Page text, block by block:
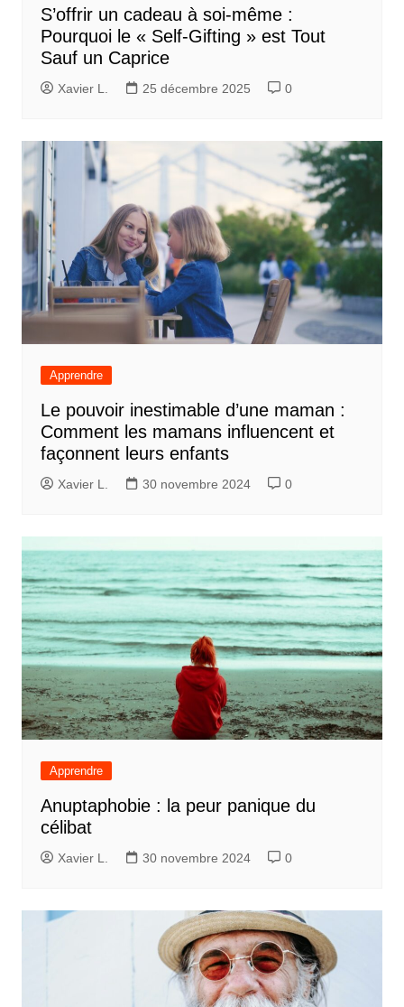
S’offrir un cadeau à soi-même :
Pourquoi le « Self-Gifting » est Tout
Sauf un Caprice
Xavier L. 25 décembre 2025 0
Apprendre
Le pouvoir inestimable d’une maman :
Comment les mamans influencent et
façonnent leurs enfants
Xavier L. 30 novembre 2024 0
Apprendre
Anuptaphobie : la peur panique du
célibat
Xavier L. 30 novembre 2024 0